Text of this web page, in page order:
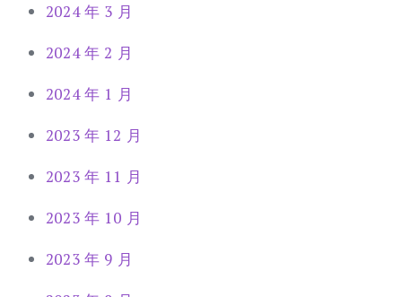
2024 年 3 月
2024 年 2 月
2024 年 1 月
2023 年 12 月
2023 年 11 月
2023 年 10 月
2023 年 9 月